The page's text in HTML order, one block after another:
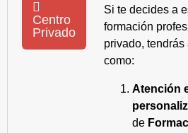
Centro
Privado
Si te decides a
formación
privado,
como:
Atención
de